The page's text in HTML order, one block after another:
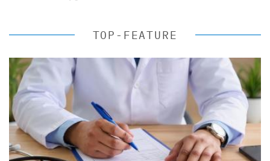
TOP-FEATURE